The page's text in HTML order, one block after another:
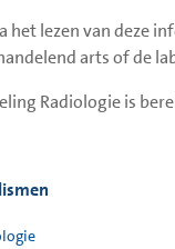
reacties
hebben wel een
het lezen van deze
arts of de
Radiologie is